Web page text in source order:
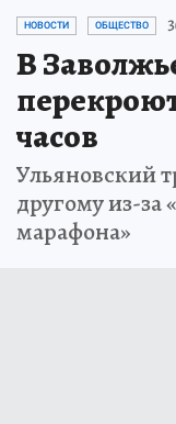
НОВОСТИ ОБЩЕСТВО
В
часов
Ульяновский
другому из-за
марафона»